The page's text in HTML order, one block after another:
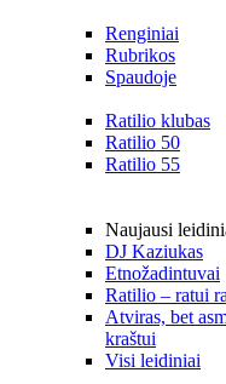
Renginiai
Rubrikos
Spaudoje
Ratilio klubas
Ratilio 50
Ratilio 55
Naujausi
DJ Kaziukas
Etnožadintuvai
Ratilio – ratui
Atviras, bet
kraštui
Visi leidiniai